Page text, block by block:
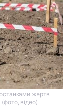
жертв
відео)